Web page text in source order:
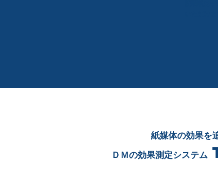
紙媒体の効果を
ＤＭの効果測定システム